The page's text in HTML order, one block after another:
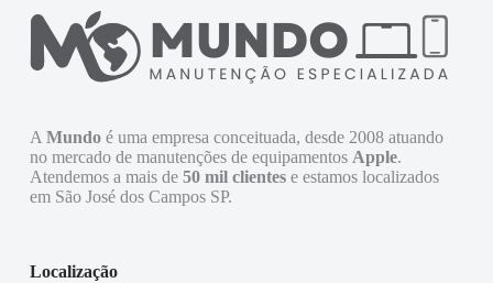
A Mundoé uma empresa conceituada, desde 2008 atuando
no mercado de manutenções de equipamentos Apple.
Atendemos a mais de 50 mil clientese estamos localizados
em São José dos Campos SP.
Localização